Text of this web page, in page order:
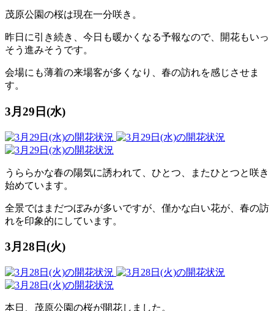
茂原公園の桜は現在一分咲き。
昨日に引き続き、今日も暖かくなる予報なので、開花もいっ
そう進みそうです。
会場にも薄着の来場客が多くなり、春の訪れを感じさせま
す。
3月29日(水)
うららかな春の陽気に誘われて、ひとつ、またひとつと咲き
始めています。
全景ではまだつぼみが多いですが、僅かな白い花が、春の訪
れを印象的にしています。
3月28日(火)
本日、茂原公園の桜が開花しました。